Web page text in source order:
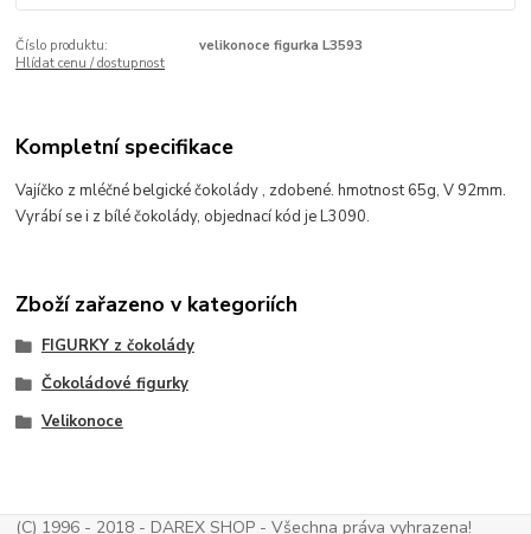
Číslo produktu:
velikonoce figurka L3593
Hlídat cenu / dostupnost
Kompletní specifikace
Vajíčko z mléčné belgické čokolády , zdobené. hmotnost 65g, V 92mm.
Vyrábí se i z bílé čokolády, objednací kód je L3090.
Zboží zařazeno v kategoriích
FIGURKY z čokolády
Čokoládové figurky
Velikonoce
(C) 1996 - 2018 - DAREX SHOP - Všechna práva vyhrazena!